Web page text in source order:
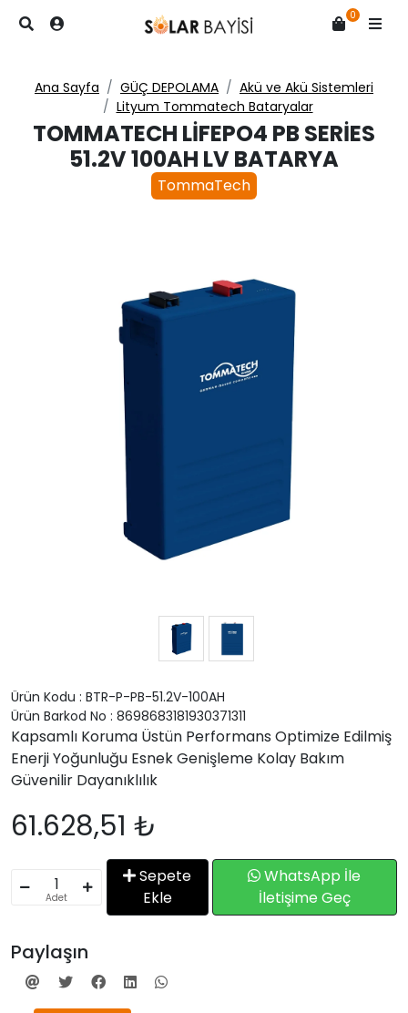
0
Ana Sayfa GÜÇ DEPOLAMA
Akü ve Akü Sistemleri
Lityum Tommatech Bataryalar
TOMMATECH LIFEPO4 PB SERIES
51.2V 100AH LV BATARYA
TommaTech
Ürün Kodu : BTR-P-PB-51.2V-100AH
Ürün Barkod No : 8698683181930371311
Kapsamlı Koruma Üstün Performans Optimize Edilmiş
Enerji Yoğunluğu Esnek Genişleme Kolay Bakım
Güvenilir Dayanıklılık
61.628,51 ₺
Adet
Sepete
Ekle
WhatsApp İle
İletişime Geç
Paylaşın